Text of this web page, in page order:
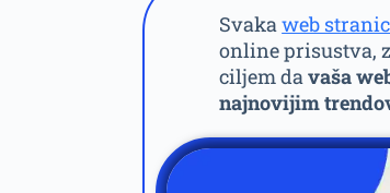
Svakaweb
online prisustva,
ciljem davaša
najnovijim